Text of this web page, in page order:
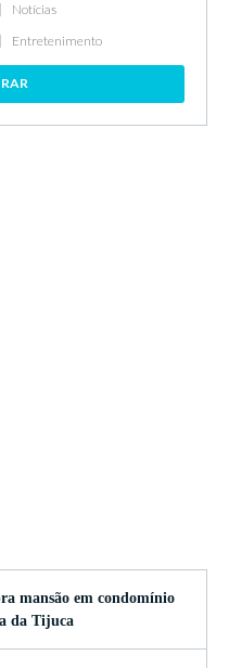
Notícias
Entretenimento
mansão em condomínio
da Tijuca